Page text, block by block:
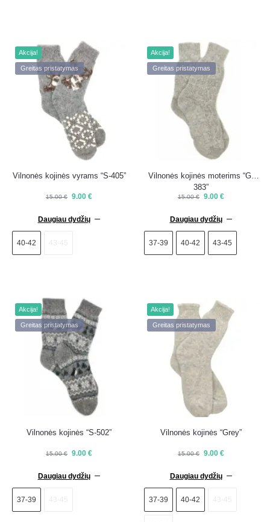
Akcija!
Greitas pristatymas
Vilnonės kojinės vyrams “S-405”
15.00€ 9.00 €
Daugiau dydžių
40-42
Akcija!
Greitas pristatymas
Vilnonės kojinės moterims “G-
383”
15.00€ 9.00 €
Daugiau dydžių
37-39 40-42 43-45
Akcija!
Greitas pristatymas
Vilnonės kojinės “S-502”
15.00€ 9.00 €
Daugiau dydžių
37-39
Akcija!
Greitas pristatymas
Vilnonės kojinės “Grey”
15.00€ 9.00 €
Daugiau dydžių
37-39 40-42